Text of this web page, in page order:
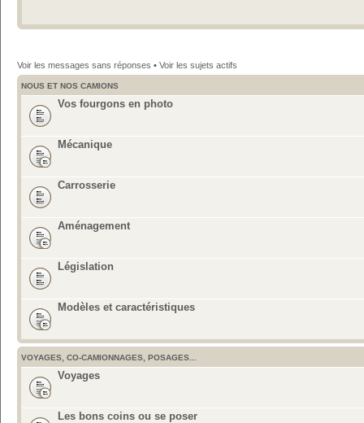
Voir les messages sans réponses • Voir les sujets actifs
NOUS ET NOS CAMIONS
Vos fourgons en photo
Mécanique
Carrosserie
Aménagement
Législation
Modèles et caractéristiques
VOYAGES, CO-CAMIONNAGES, POSAGES...
Voyages
Les bons coins ou se poser